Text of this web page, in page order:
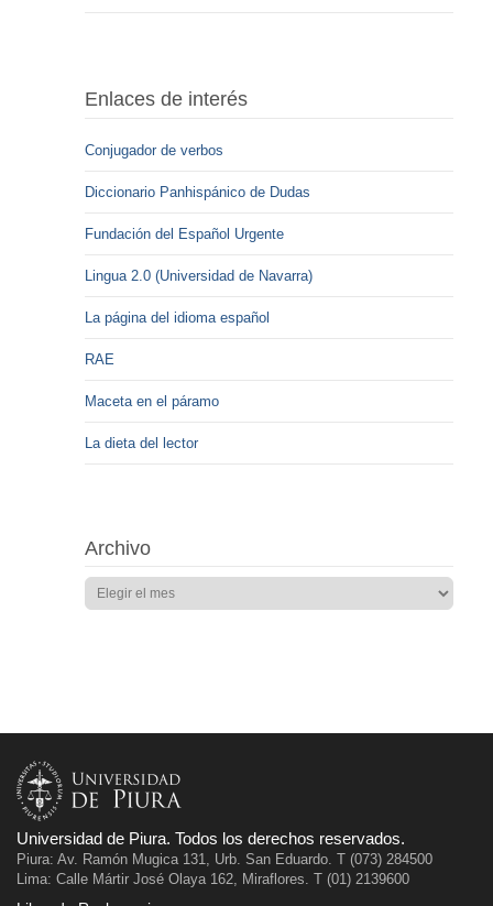
Enlaces de interés
Conjugador de verbos
Diccionario Panhispánico de Dudas
Fundación del Español Urgente
Lingua 2.0 (Universidad de Navarra)
La página del idioma español
RAE
Maceta en el páramo
La dieta del lector
Archivo
Universidad de Piura. Todos los derechos reservados.
Piura: Av. Ramón Mugica 131, Urb. San Eduardo. T (073) 284500
Lima: Calle Mártir José Olaya 162, Miraflores. T (01) 2139600